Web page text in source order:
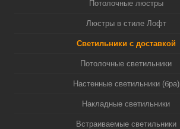
Потолочные люстры
Люстры в стиле Лофт
Светильники с доставкой
Потолочные светильники
Настенные светильники (бра)
Накладные светильники
Встраиваемые светильники